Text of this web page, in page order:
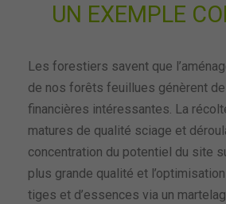
UN EXEMPLE
Les forestiers savent que
de nos forêts feuillues génèrent
financières intéressantes. La
matures de qualité sciage et
concentration du potentiel du site
plus grande qualité et
tiges et d’essences via un